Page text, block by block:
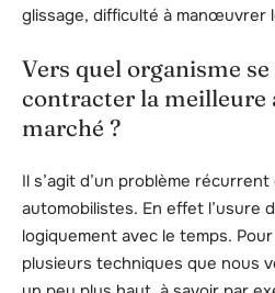
glissage, difficulté à manœuvrer
Vers quel organisme
contracter la meilleure
marché ?
Il s’agit d’un problème
automobilistes. En effet l’usure
logiquement avec le temps.
plusieurs techniques que nous